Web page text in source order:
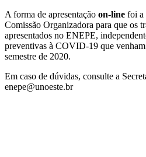
A forma de apresentação on-line foi a
Comissão Organizadora para que os
apresentados no ENEPE,
preventivas à COVID-19 que
semestre de 2020.
Em caso de dúvidas, consulte a
enepe@unoeste.br